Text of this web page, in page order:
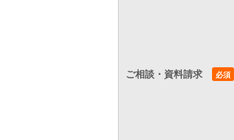
ご相談・資料請求